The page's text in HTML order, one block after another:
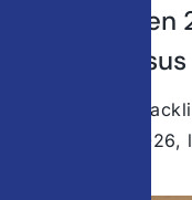
Backlinks
miser
Pourquoi les
en 2026 En 2026,